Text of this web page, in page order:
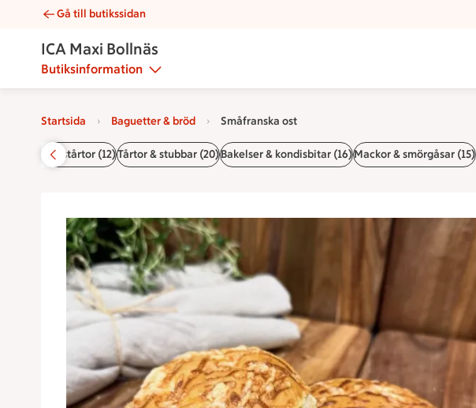
Småfranska ost | Catering ICA Maxi Bollnäs
Gå till butikssidan
ICA Maxi Bollnäs
Butiksinformation
Startsida Baguetter & bröd Småfranska ost
Smörgåstårtor (12)Tårtor & stubbar (20)Bakelser & kondisbitar (16)Mackor & smörgåsar (15)